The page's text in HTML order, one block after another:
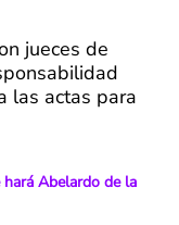
jueces de
las actas para
Abelardo de la